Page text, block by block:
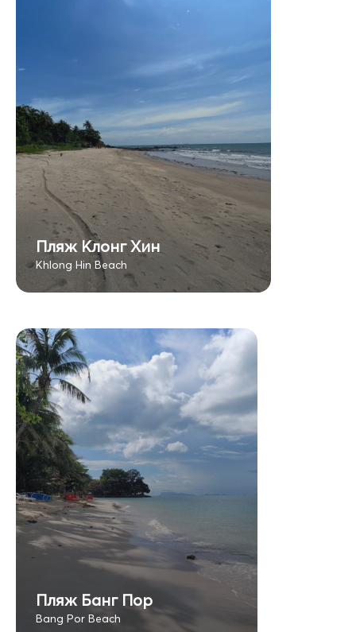
Пляж Клонг Хин
Khlong Hin Beach
Пляж Банг Пор
Bang Por Beach